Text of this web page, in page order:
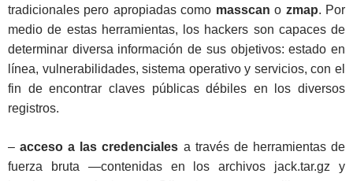
tradicionales pero apropiadas como masscan o zmap. Por
medio de estas herramientas, los hackers son capaces de
determinar diversa información de sus objetivos: estado en
línea, vulnerabilidades, sistema operativo y servicios, con el
fin de encontrar claves públicas débiles en los diversos
registros.
–acceso a las credenciales a través de herramientas de
fuerza bruta —contenidas en los archivos jack.tar.gz y